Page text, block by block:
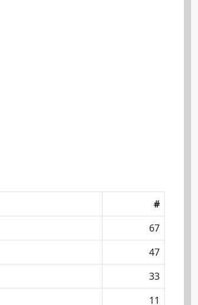
#
67
47
33
11